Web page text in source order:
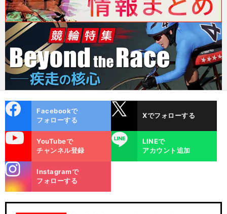
ok
Facebookで
フォローする
Xでフォローする
YouTubeで
チャンネル登録
LINE
LINEで
アカウント追加
m
Instagramで
フォローする